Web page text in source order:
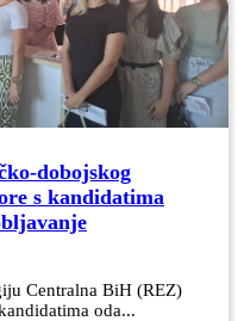
dobojskog
s kandidatima
Centralna BiH (REZ)
oda...